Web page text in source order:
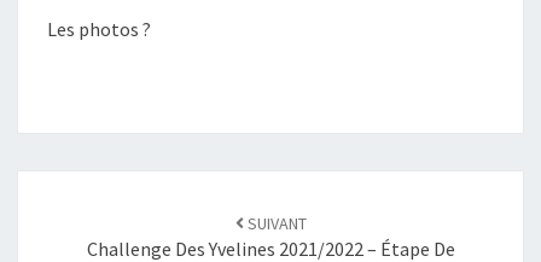
Les photos ?
SUIVANT
Challenge Des Yvelines 2021/2022 – Étape De